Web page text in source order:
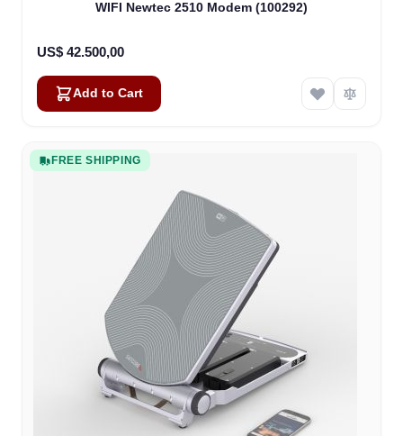
WIFI Newtec 2510 Modem (100292)
US$ 42.500,00
Add to Cart
FREE SHIPPING